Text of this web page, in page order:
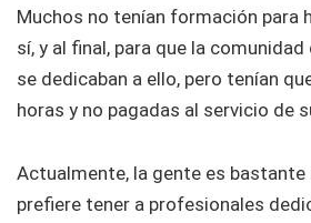
Muchos no tenían formación para
sí, y al final, para que la
se dedicaban a ello, pero tenían
horas y no pagadas al servicio de
Actualmente, la gente es
prefiere tener a profesionales